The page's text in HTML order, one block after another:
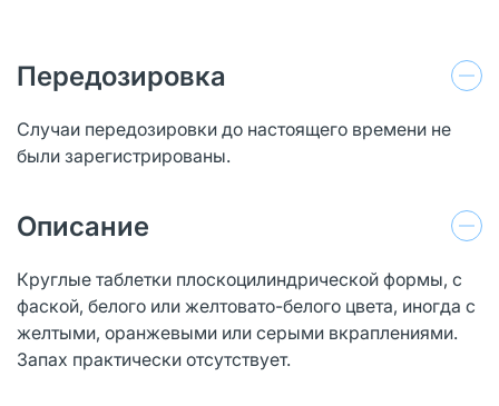
Передозировка
Случаи передозировки до настоящего времени не
были зарегистрированы.
Описание
Круглые таблетки плоскоцилиндрической формы, с
фаской, белого или желтовато-белого цвета, иногда с
желтыми, оранжевыми или серыми вкраплениями.
Запах практически отсутствует.